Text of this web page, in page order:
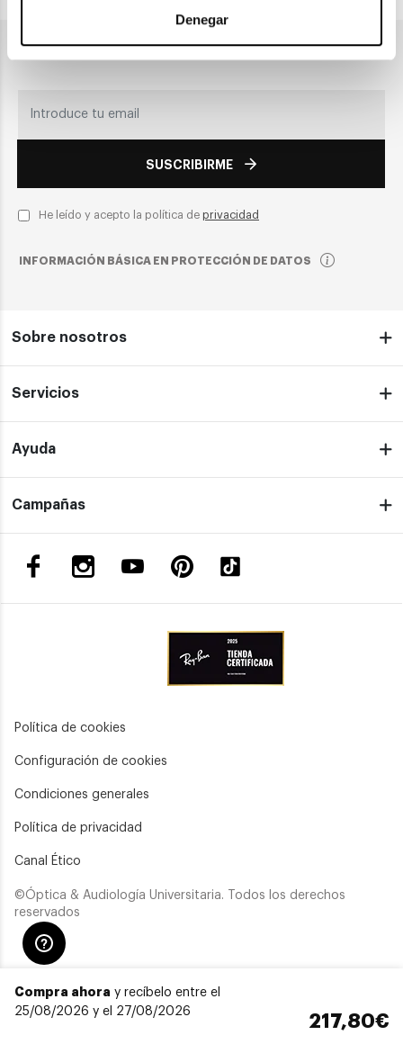
Denegar
Compra ahora y recíbelo entre el
25/08/2026 y el 27/08/2026
217,80€
Únete a nuestra newsletter
SUSCRIBIRME
He leído y acepto la política de privacidad
INFORMACIÓN BÁSICA EN PROTECCIÓN DE DATOS
Sobre nosotros
Servicios
Ayuda
Campañas
Política de cookies
Configuración de cookies
Condiciones generales
Política de privacidad
Canal Ético
©Óptica & Audiología Universitaria. Todos los derechos
reservados